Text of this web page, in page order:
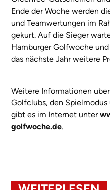
Ende der Woche werden
und Teamwertungen im
gekurt. Auf die Sieger
Hamburger Golfwoche
das nächste Jahr weitere
Weitere Informationen
Golfclubs, den Spielmodus
gibt es im Internet unter
golfwoche.de.